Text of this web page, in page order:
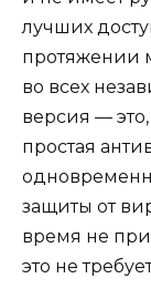
лучших
протяжении
во всех
версия —
простая
защиты от
время не
это не